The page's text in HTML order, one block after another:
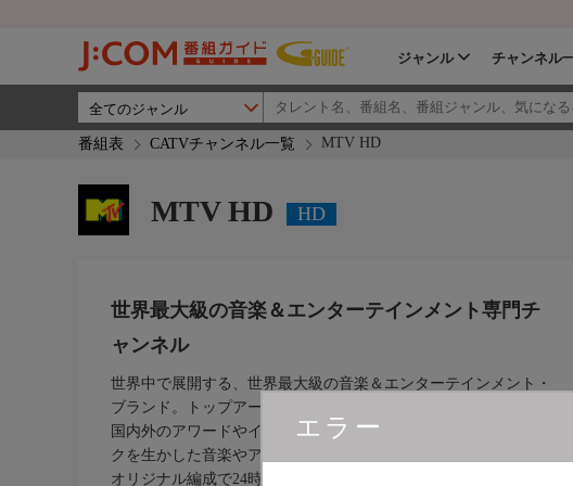
ジャンル チャンネル
番組表 CATVチャンネル一覧 MTV HD
エラー
MTV HD HD
世界最大級の音楽＆エンターテインメント専門チ
ャンネル
世界中で展開する、世界最大級の音楽＆エンターテインメント・
ブランド。トップアーティストの独占映像や貴重なライブ映像、
国内外のアワードやイベントまで、世界中で展開するネットワー
クを生かした音楽やアーティスト関連の多彩なコンテンツを日本
オリジナル編成で24時間放送中。全国のケーブルテレビ、スカパ